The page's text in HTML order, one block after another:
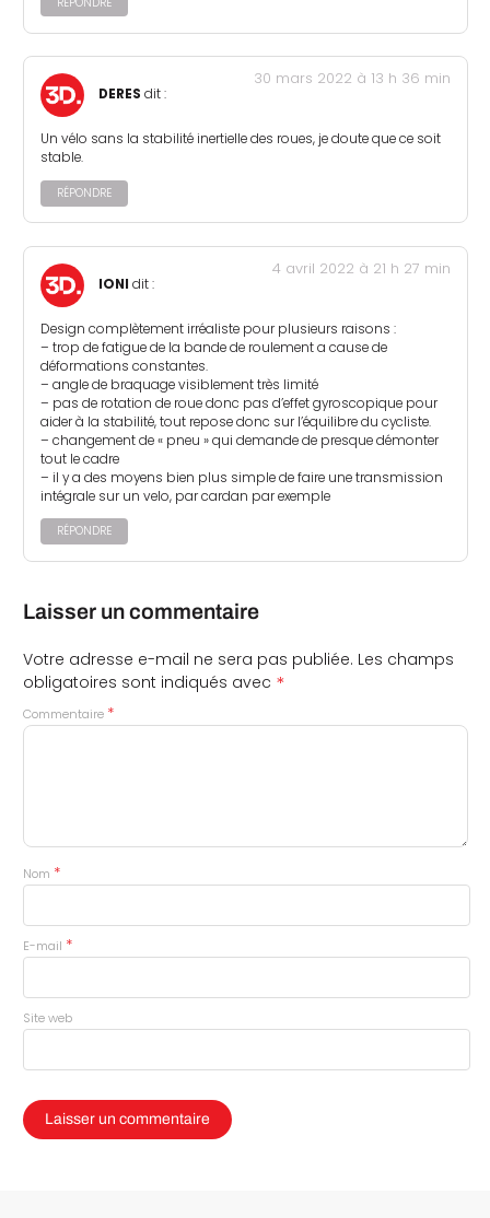
DERES dit :
30 mars 2022 à 13 h 36 min
Un vélo sans la stabilité inertielle des roues, je doute que ce soit
stable.
RÉPONDRE
IONI dit :
4 avril 2022 à 21 h 27 min
Design complètement irréaliste pour plusieurs raisons :
– trop de fatigue de la bande de roulement a cause de
déformations constantes.
– angle de braquage visiblement très limité
– pas de rotation de roue donc pas d’effet gyroscopique pour
aider à la stabilité, tout repose donc sur l’équilibre du cycliste.
– changement de « pneu » qui demande de presque démonter
tout le cadre
– il y a des moyens bien plus simple de faire une transmission
intégrale sur un velo, par cardan par exemple
RÉPONDRE
Laisser un commentaire
Votre adresse e-mail ne sera pas publiée. Les champs
obligatoires sont indiqués avec *
Commentaire *
Nom *
E-mail *
Site web